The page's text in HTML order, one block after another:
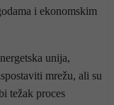
i ekonomskim
unija,
mrežu, ali su
težak proces